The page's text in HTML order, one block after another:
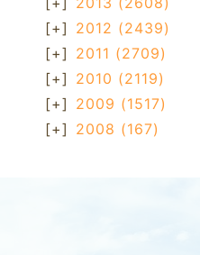
[+] 2012 (2439)
[+] 2011 (2709)
[+] 2010 (2119)
[+] 2009 (1517)
[+] 2008 (167)